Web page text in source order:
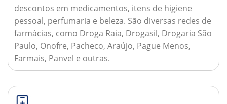
descontos em medicamentos, itens de higiene
pessoal, perfumaria e beleza. São diversas redes de
farmácias, como Droga Raia, Drogasil, Drogaria São
Paulo, Onofre, Pacheco, Araújo, Pague Menos,
Farmais, Panvel e outras.